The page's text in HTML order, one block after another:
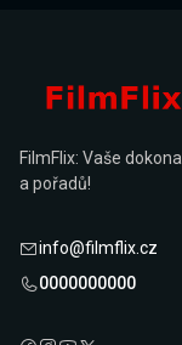
FilmFlix: Vaše
a pořadů!
info@filmflix.cz
0000000000